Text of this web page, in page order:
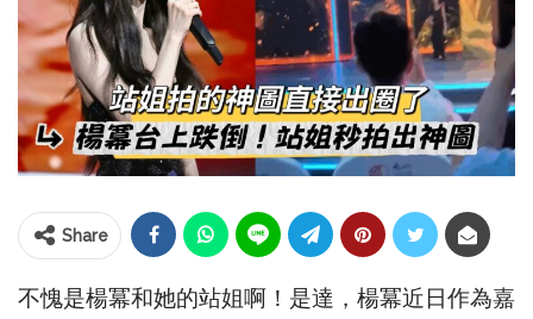
Share
不愧是楊冪和她的站姐啊！是達，楊冪近日作為嘉